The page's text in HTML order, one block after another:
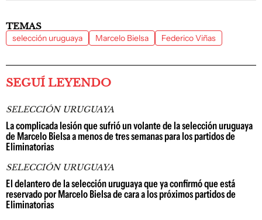
TEMAS
selección uruguaya Marcelo Bielsa Federico Viñas
SEGUÍ LEYENDO
SELECCIÓN URUGUAYA
La complicada lesión que sufrió un volante de la selección uruguaya
de Marcelo Bielsa a menos de tres semanas para los partidos de
Eliminatorias
SELECCIÓN URUGUAYA
El delantero de la selección uruguaya que ya confirmó que está
reservado por Marcelo Bielsa de cara a los próximos partidos de
Eliminatorias